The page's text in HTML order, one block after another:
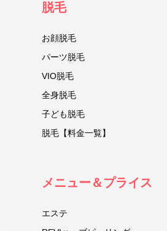
脱毛
お顔脱毛
パーツ脱毛
VIO脱毛
全身脱毛
子ども脱毛
脱毛【料金一覧】
メニュー＆プライス
エステ